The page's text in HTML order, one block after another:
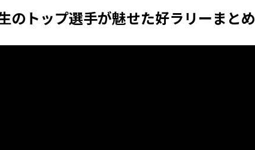
のトップ選手が魅せた好ラリーまとめ